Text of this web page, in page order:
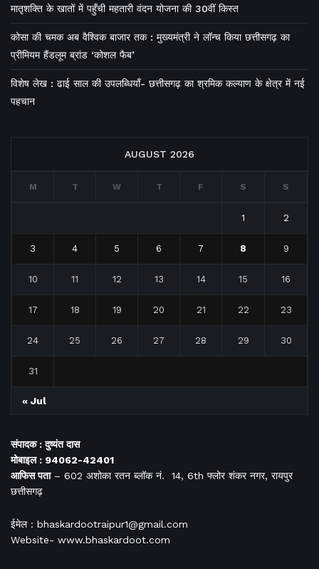
मातृशक्ति के खातों में पहुँची महतारी वंदन योजना की 30वीं किस्त
कोसा की चमक अब वैश्विक बाजार तक : मुख्यमंत्री ने लॉन्च किया छत्तीसगढ़ का
प्रीमियम हैंडलूम ब्रांड ‘कोशल फैब’
विशेष लेख : ढाई साल की उपलब्धियाँ- छत्तीसगढ़ का श्रमिक कल्याण के क्षेत्र में नई
पहचान
AUGUST 2026
M T W T F S S
1 2
3 4 5 6 7 8 9
10 11 12 13 14 15 16
17 18 19 20 21 22 23
24 25 26 27 28 29 30
31
« Jul
संपादक : दुष्यंत दास
मोबाइल : 94062-42401
आफिसपता– 602 अशोका रतन ब्लॉक नं. 14, 6th फ्लोर शंकर नगर, रायपुर
छत्तीसगढ़
ईमेल : bhaskardootraipur1@gmail.com
Website- www.bhaskardoot.com